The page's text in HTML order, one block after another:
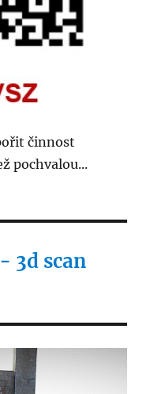
činnost
pochvalou...
3d scan